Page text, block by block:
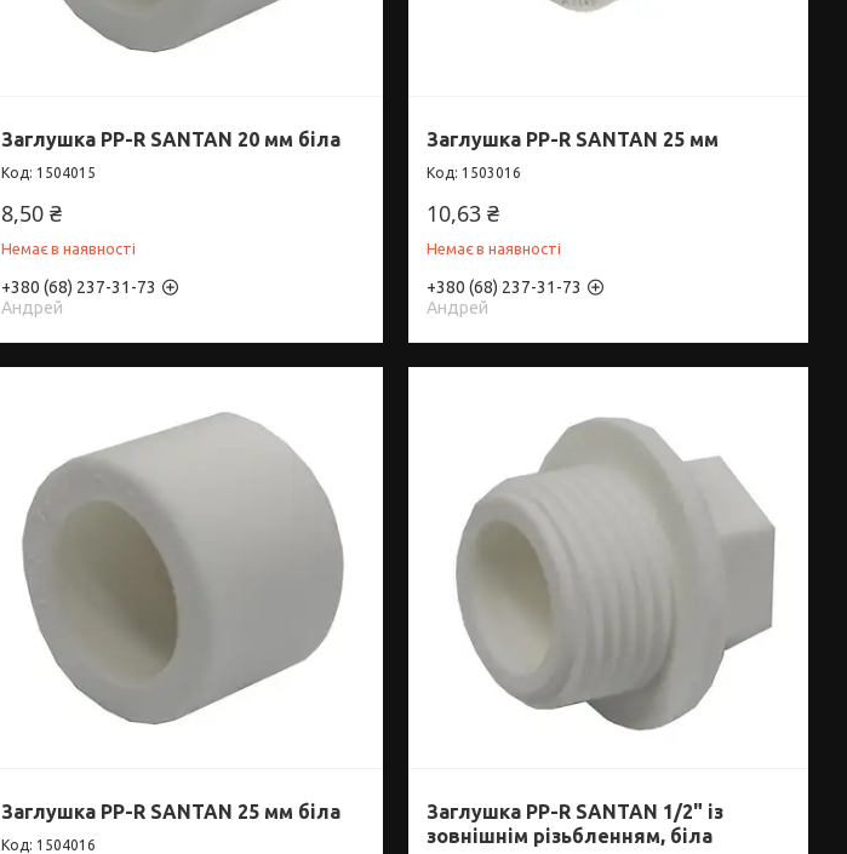
Заглушка PP-R SANTAN 20 мм біла
1504015
8,50 ₴
Немає в наявності
+380 (68) 237-31-73
Андрей
Заглушка PP-R SANTAN 25 мм
1503016
10,63 ₴
Немає в наявності
+380 (68) 237-31-73
Андрей
Заглушка PP-R SANTAN 25 мм біла
1504016
Заглушка PP-R SANTAN 1/2" із
зовнішнім різьбленням, біла